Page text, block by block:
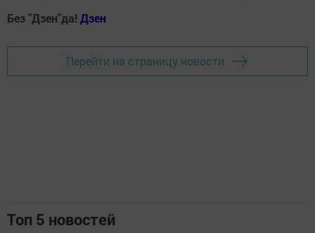
Без "Дзен"да! Дзен
Перейти на страницу новости
Топ 5 новостей